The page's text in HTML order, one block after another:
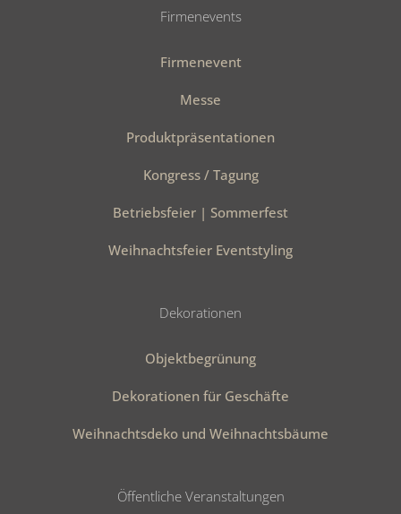
Firmenevents
Firmenevent
Messe
Produktpräsentationen
Kongress / Tagung
Betriebsfeier | Sommerfest
Weihnachtsfeier Eventstyling
Dekorationen
Objektbegrünung
Dekorationen für Geschäfte
Weihnachtsdeko und Weihnachtsbäume
Öffentliche Veranstaltungen